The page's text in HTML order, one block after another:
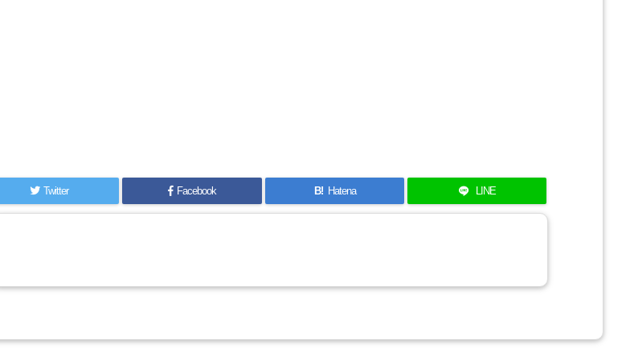
Twitter Facebook B! Hatena LINE